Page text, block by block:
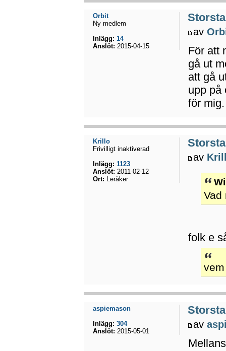
av
För att
gå ut
att gå
upp på
för
Orbit
Ny medlem
Inlägg: 14
Anslöt: 2015-04-15
av
Vad
folk e
Krillo
Frivilligt inaktiverad
Inlägg: 1123
Anslöt: 2011-02-12
Ort: Leråker
av
aspiemason
Inlägg: 304
Anslöt: 2015-05-01